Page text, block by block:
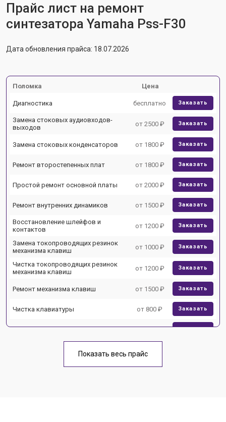
Прайс лист на ремонт
синтезатора Yamaha Pss-F30
Дата обновления прайса: 18.07.2026
Поломка Цена
Диагностика бесплатно Заказать
Замена стоковых аудиовходов-
выходов
от 2500 ₽ Заказать
Замена стоковых конденсаторов от 1800 ₽ Заказать
Ремонт второстепенных плат от 1800 ₽ Заказать
Простой ремонт основной платы от 2000 ₽ Заказать
Ремонт внутренних динамиков от 1500 ₽ Заказать
Восстановление шлейфов и
контактов
от 1200 ₽ Заказать
Замена токопроводящих резинок
механизма клавиш
от 1000 ₽ Заказать
Чистка токопроводящих резинок
механизма клавиш
от 1200 ₽ Заказать
Ремонт механизма клавиш от 1500 ₽ Заказать
Чистка клавиатуры от 800 ₽ Заказать
Ремонт клавиш от 1500 ₽ Заказать
от 1200 ₽
Показать весь прайс